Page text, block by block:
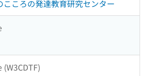
ころの発達教育研究センター